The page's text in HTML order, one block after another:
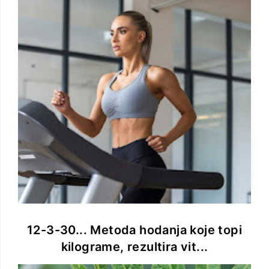
12-3-30... Metoda hodanja koje topi
kilograme, rezultira vit...